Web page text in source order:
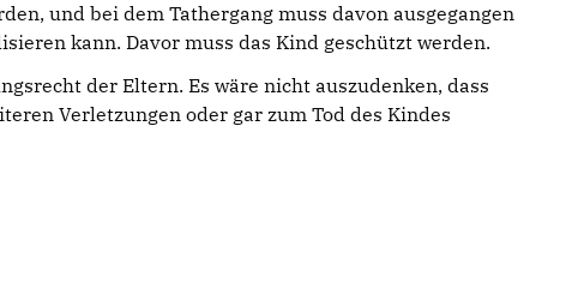
und bei dem Tathergang muss davon ausgegangen
kann. Davor muss das Kind geschützt werden.
der Eltern. Es wäre nicht auszudenken, dass
Verletzungen oder gar zum Tod des Kindes